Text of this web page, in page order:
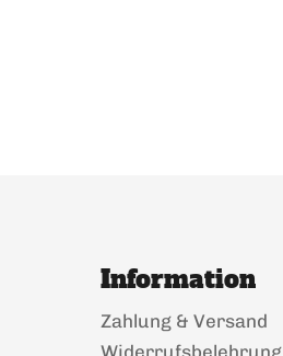
Information
Zahlung & Versand
Widerrufsbelehrung